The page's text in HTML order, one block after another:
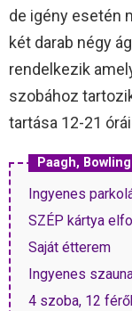
de igény esetén
két darab négy
rendelkezik
szobához
tartása 12-21
Paagh,
Ingyenes
SZÉP kártya
Saját étterem
Ingyenes
4 szoba, 12